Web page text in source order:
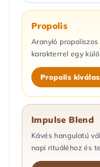
Propolis
Aranyló
karakterrel egy
Propolis
Impulse Blend
Kávés hangulatú
napi rituáléhoz és